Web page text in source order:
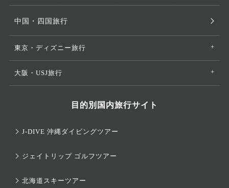
中国・四国旅行
東京・ディズニー旅行
大阪・USJ旅行
目的別国内旅行サイト
J-DIVE 沖縄ダイビングツアー
ジェイトリップ ゴルフツアー
北海道スキーツアー